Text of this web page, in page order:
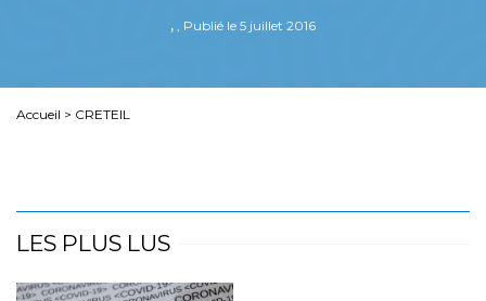
, , Publié le 5 juillet 2016
Accueil > CRETEIL
LES PLUS LUS